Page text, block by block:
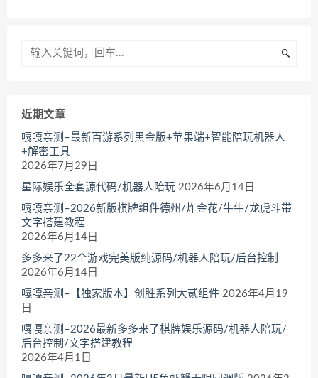
近期文章
嘎嘎亲测–最新百游系列黑金版+苹果端+智能陪玩机器人
+解密工具
2026年7月29日
星际娱乐全套源代码/机器人陪玩 2026年6月14日
嘎嘎亲测–2026新版棋牌组件德州/炸金花/牛牛/龙虎斗带
文字搭建教程
2026年6月14日
多多来了22个游戏完美版纯源码/机器人陪玩/后台控制
2026年6月14日
嘎嘎亲测–【独家版本】创胜系列大贰组件 2026年4月19
日
嘎嘎亲测–2026最新多多来了棋牌娱乐源码/机器人陪玩/
后台控制/文字搭建教程
2026年4月1日